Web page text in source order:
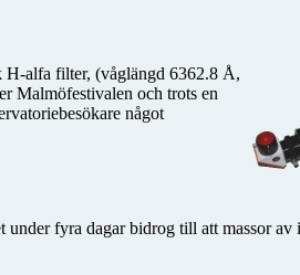
H-alfa filter, (våglängd 6362.8 Å,
Malmöfestivalen och trots en
något
fyra dagar bidrog till att massor av